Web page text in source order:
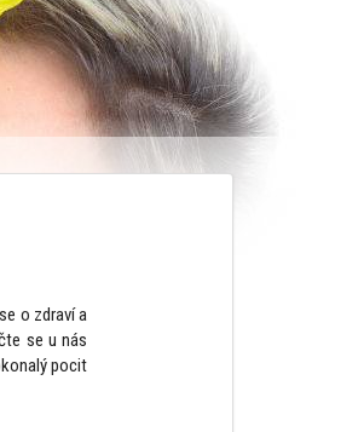
o zdraví a
se u nás
pocit